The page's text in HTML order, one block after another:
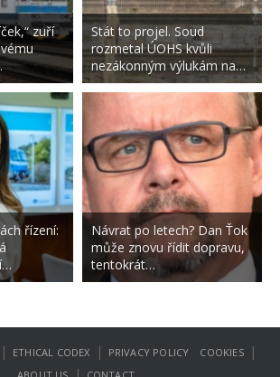
zuří
řízení:
Stát to projel. Soud
rozmetal ÚOHS kvůli
nezákonným výlukám na…
Návrat po letech? Dan Ťok
může znovu řídit dopravu,
tentokrát…
| ETHICAL CODEX | PRIVACY POLICY COOKIES |